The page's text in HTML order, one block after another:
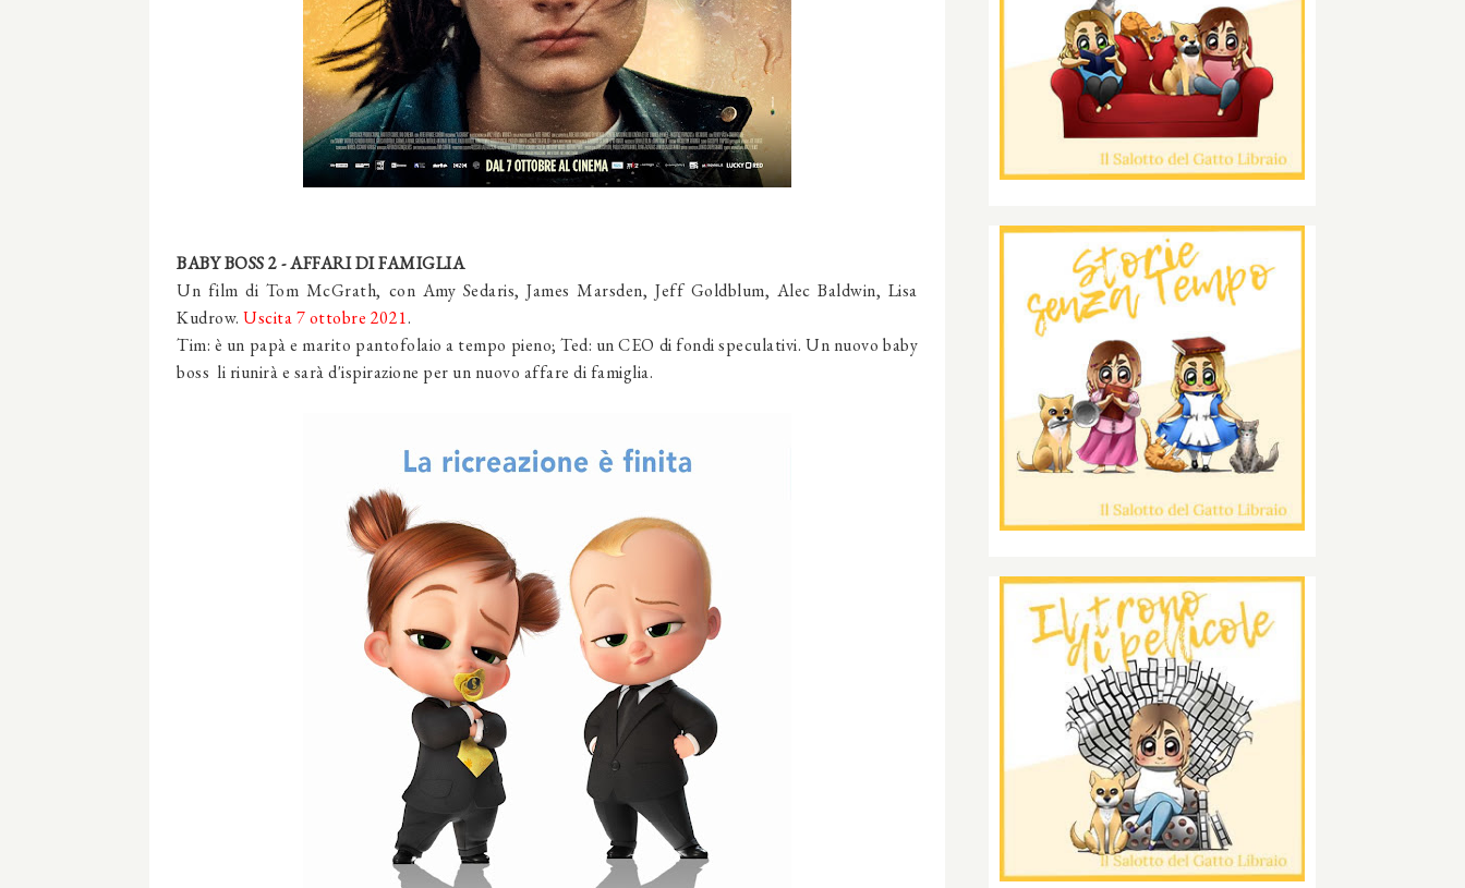
BABY BOSS 2 - AFFARI DI FAMIGLIA
Un film di Tom McGrath, con Amy Sedaris, James Marsden, Jeff Goldblum, Alec Baldwin, Lisa
Kudrow. Uscita 7 ottobre 2021.
Tim: è un papà e marito pantofolaio a tempo pieno; Ted: un CEO di fondi speculativi. Un nuovo baby
boss li riunirà e sarà d'ispirazione per un nuovo affare di famiglia.